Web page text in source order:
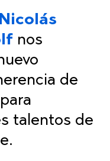
nos
de
talentos de